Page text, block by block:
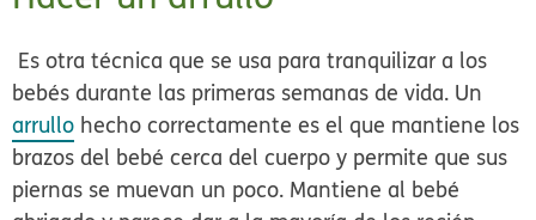
Es otra técnica que se usa para tranquilizar a los
bebés durante las primeras semanas de vida. Un
arrullo hecho correctamente es el que mantiene los
brazos del bebé cerca del cuerpo y permite que sus
piernas se muevan un poco. Mantiene al bebé